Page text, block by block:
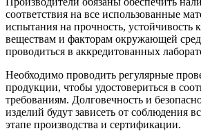
соответствия на все использованные
испытания на прочность, устойчивость
веществам и факторам окружающей
проводиться в аккредитованных
Необходимо проводить регулярные
продукции, чтобы удостовериться в
требованиям. Долговечность и
изделий будут зависеть от соблюдения
этапе производства и сертификации.